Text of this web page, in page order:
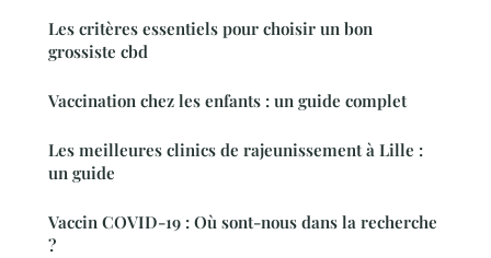
Les critères essentiels pour choisir un bon
grossiste cbd
Vaccination chez les enfants : un guide complet
Les meilleures clinics de rajeunissement à Lille :
un guide
Vaccin COVID-19 : Où sont-nous dans la recherche
?